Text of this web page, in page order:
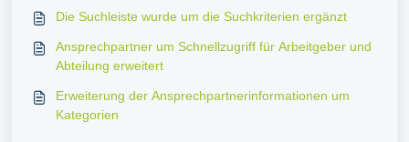
Die Suchleiste wurde um die Suchkriterien ergänzt
Ansprechpartner um Schnellzugriff für Arbeitgeber und
Abteilung erweitert
Erweiterung der Ansprechpartnerinformationen um
Kategorien